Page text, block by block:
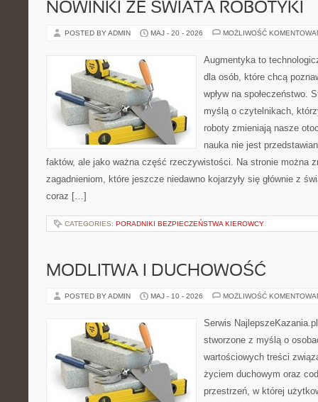
NOWINKI ZE ŚWIATA ROBOTYKI
POSTED BY ADMIN MAJ - 20 - 2026 MOŻLIWOŚĆ
Augmentyka to
dla osób, które chcą
wpływ na społeczeństwo.
myślą o czytelnikach,
roboty zmieniają nasze
nauka nie jest
faktów, ale jako ważna część rzeczywistości. Na stronie można
zagadnieniom, które jeszcze niedawno kojarzyły się głównie z
coraz […]
CATEGORIES: PORADNIKI BEZPIECZEŃSTWA KIEROWCY
MODLITWA I DUCHOWOŚĆ
POSTED BY ADMIN MAJ - 10 - 2026 MOŻLIWOŚĆ
Serwis
stworzone z myślą o
wartościowych treści
życiem duchowym oraz
przestrzeń, w której